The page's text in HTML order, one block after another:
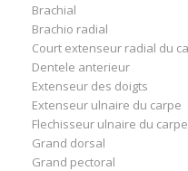
Brachial
Brachio radial
Court extenseur radial du
Dentele anterieur
Extenseur des doigts
Extenseur ulnaire du carpe
Flechisseur ulnaire du carpe
Grand dorsal
Grand pectoral